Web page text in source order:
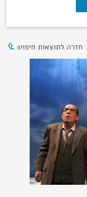
חזרה לתוצאות חיפוש